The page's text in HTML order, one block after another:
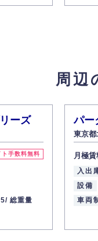
周辺
ーズ
ト手数料無料
総重量
パ
東京都
月極賃
入出
設備
車両